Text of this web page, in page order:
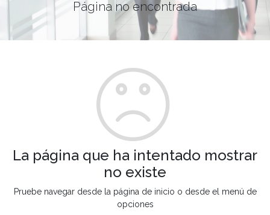
Página no encontrada
La página que ha intentado mostrar
no existe
Pruebe navegar desde la página de inicio o desde el menú de
opciones